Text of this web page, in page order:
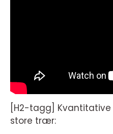
[H2-tagg]
store trær: